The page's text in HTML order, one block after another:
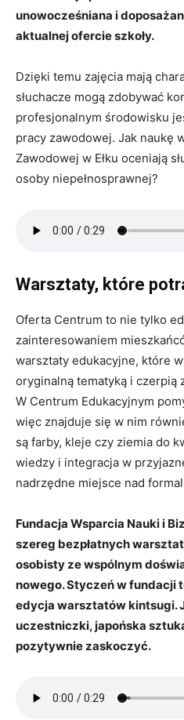
unowocześniana i
aktualnej ofercie szkoły.
Dzięki temu zajęcia mają
słuchacze mogą zdobywać
profesjonalnym środowisku
pracy zawodowej. Jak naukę
Zawodowej w Ełku oceniają
osoby niepełnosprawnej?
Warsztaty, które
Oferta Centrum to nie tylko
zainteresowaniem
warsztaty edukacyjne, które
oryginalną tematyką i czerpią
W Centrum Edukacyjnym
więc znajduje się w nim
są farby, kleje czy ziemia do
wiedzy i integracja w
nadrzędne miejsce nad
Fundacja Wsparcia Nauki i
szereg bezpłatnych
osobisty ze wspólnym
nowego. Styczeń w fundacji
edycja warsztatów kintsugi.
uczestniczki, japońska
pozytywnie zaskoczyć.